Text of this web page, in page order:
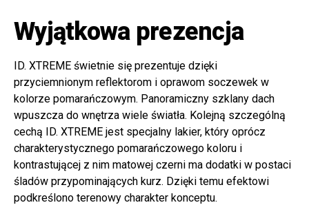
Wyjątkowa prezencja
ID. XTREME świetnie się prezentuje dzięki
przyciemnionym reflektorom i oprawom soczewek w
kolorze pomarańczowym. Panoramiczny szklany dach
wpuszcza do wnętrza wiele światła. Kolejną szczególną
cechą ID. XTREME jest specjalny lakier, który oprócz
charakterystycznego pomarańczowego koloru i
kontrastującej z nim matowej czerni ma dodatki w postaci
śladów przypominających kurz. Dzięki temu efektowi
podkreślono terenowy charakter konceptu.